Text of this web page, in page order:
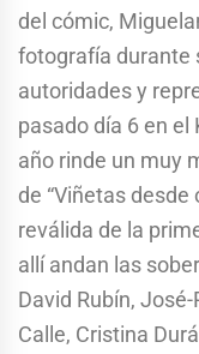
del cómic,
fotografía durante
autoridades y
pasado día 6 en
año rinde un muy
de “Viñetas desde
reválida de la
allí andan las
David Rubín,
Calle, Cristina